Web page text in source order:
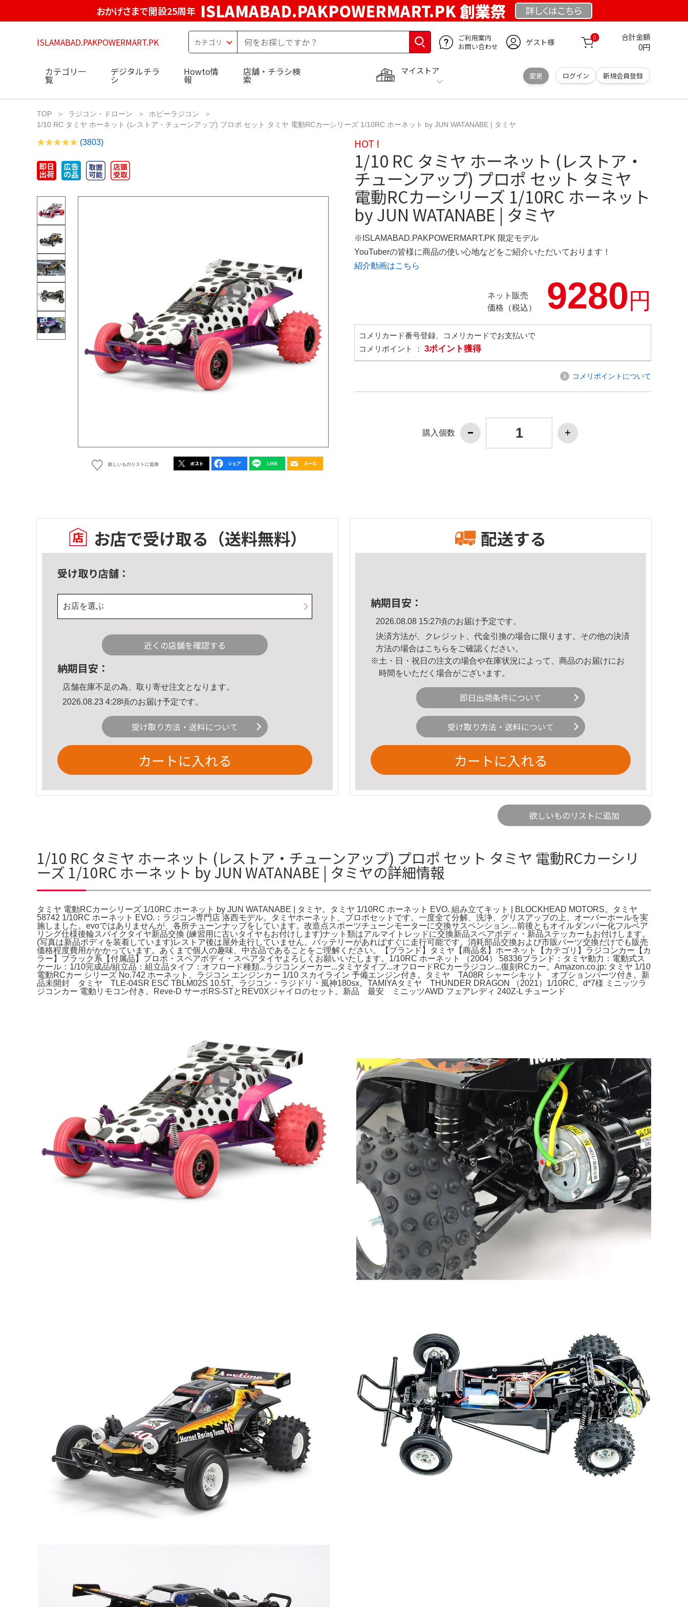
おかげさまで開設25周年 ISLAMABAD.PAKPOWERMART.PK 創業祭 詳しくはこちら
ISLAMABAD.PAKPOWERMART.PK
ご利用案内
お問い合わせ
ゲスト様 0 合計金額
0円
マイストア
変更 ログイン 新規会員登録
カテゴリ一
覧
デジタルチラ
シ
Howto情
報
店舗・チラシ検
索
TOP ラジコン・ドローン
ホビーラジコン
1/10 RC タミヤ ホーネット (レストア・チューンアップ) プロポ セット タミヤ 電動RCカーシリーズ 1/10RC ホーネット by JUN WATANABE | タミヤ
(3803)
欲しいものリストに追加
HOT !
1/10 RC タミヤ ホーネット (レストア・
チューンアップ) プロポ セット タミヤ
電動RCカーシリーズ 1/10RC ホーネット
by JUN WATANABE | タミヤ
※ISLAMABAD.PAKPOWERMART.PK 限定モデル
YouTuberの皆様に商品の使い心地などをご紹介いただいております！
紹介動画はこちら
ネット販売
価格（税込）
9280円
コメリカード番号登録、コメリカードでお支払いで
コメリポイント ： 3ポイント獲得
コメリポイントについて
購入個数
お店で受け取る （送料無料）
受け取り店舗：
お店を選ぶ
近くの店舗を確認する
納期目安：
店舗在庫不足の為、取り寄せ注文となります。
2026.08.23 4:28頃のお届け予定です。
受け取り方法・送料について
カートに入れる
配送する
納期目安：
2026.08.08 15:27頃のお届け予定です。
決済方法が、クレジット、代金引換の場合に限ります。その他の決済
方法の場合はこちら をご確認ください。
※土・日・祝日の注文の場合や在庫状況によって、商品のお届けにお
時間をいただく場合がございます。
即日出荷条件について
受け取り方法・送料について
カートに入れる
欲しいものリストに追加
1/10 RC タミヤ ホーネット (レストア・チューンアップ) プロポ セット タミヤ 電動RCカーシリ
ーズ 1/10RC ホーネット by JUN WATANABE | タミヤの詳細情報
タミヤ 電動RCカーシリーズ 1/10RC ホーネット by JUN WATANABE | タミヤ。タミヤ 1/10RC ホーネット EVO. 組み立てキット | BLOCKHEAD MOTORS。タミヤ
58742 1/10RC ホーネット EVO.：ラジコン専門店 洛西モデル。タミヤホーネット、プロポセットです。一度全て分解、洗浄、グリスアップの上、オーバーホールを実
施しました。evoではありませんが、各所チューンナップをしています。改造点スポーツチューンモーターに交換サスペンション…前後ともオイルダンパー化フルベア
リング仕様後輪スパイクタイヤ新品交換 (練習用に古いタイヤもお付けします)ナット類はアルマイトレッドに交換新品スペアボディ・新品ステッカーもお付けします。
(写真は新品ボディを装着しています)レストア後は屋外走行していません。バッテリーがあればすぐに走行可能です。消耗部品交換および市販パーツ交換だけでも販売
価格程度費用がかかっています。あくまで個人の趣味、中古品であることをご理解ください。【ブランド】タミヤ【商品名】ホーネット【カテゴリ】ラジコンカー【カ
ラー】ブラック系【付属品】プロポ・スペアボディ・スペアタイヤよろしくお願いいたします。1/10RC ホーネット （2004） 58336ブランド：タミヤ動力：電動式ス
ケール：1/10完成品/組立品：組立品タイプ：オフロード種類...ラジコンメーカー...タミヤタイプ...オフロードRCカーラジコン...復刻RCカー。Amazon.co.jp: タミヤ 1/10
電動RCカー シリーズ No.742 ホーネット。ラジコン エンジンカー 1/10 スカイライン 予備エンジン付き。タミヤ TA08R シャーシキット オプションパーツ付き。新
品未開封 タミヤ TLE-04SR ESC TBLM02S 10.5T。ラジコン・ラジドリ・風神180sx。TAMIYAタミヤ THUNDER DRAGON （2021）1/10RC。d*7様 ミニッツラ
ジコンカー 電動リモコン付き。Reve-D サーボRS-STとREV0Xジャイロのセット。新品 最安 ミニッツAWD フェアレディ 240Z-L チューンド